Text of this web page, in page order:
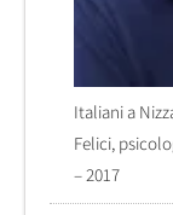
Italiani a
Felici,
– 2017